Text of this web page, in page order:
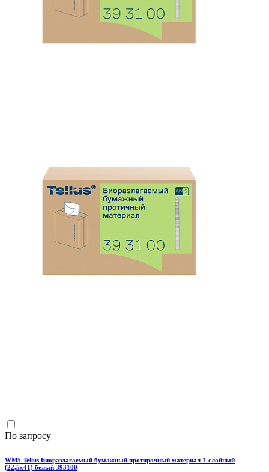
По запросу
WM5 Tellus Биоразлагаемый бумажный протирочный материал 1-слойный
(22,5х41) белый 393100